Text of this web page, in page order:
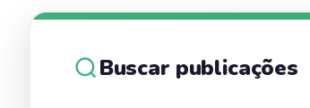
Buscar publicações